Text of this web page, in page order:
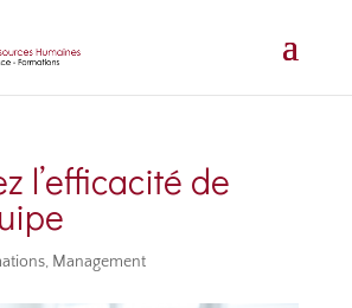
l’efficacité de
, Management